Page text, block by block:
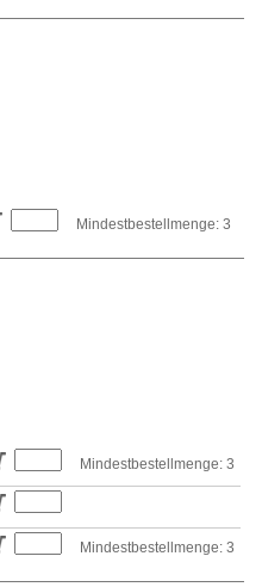
Mindestbestellmenge: 3
Mindestbestellmenge: 3
Mindestbestellmenge: 3